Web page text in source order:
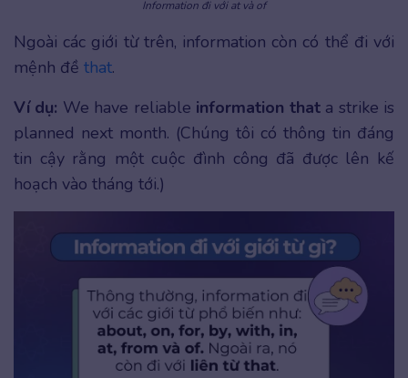
Information đi với at và of
Ngoài các giới từ trên, information còn có thể đi với
mệnh đề that.
Ví dụ: We have reliable information thata strike is
planned next month. (Chúng tôi có thông tin đáng
tin cậy rằng một cuộc đình công đã được lên kế
hoạch vào tháng tới.)